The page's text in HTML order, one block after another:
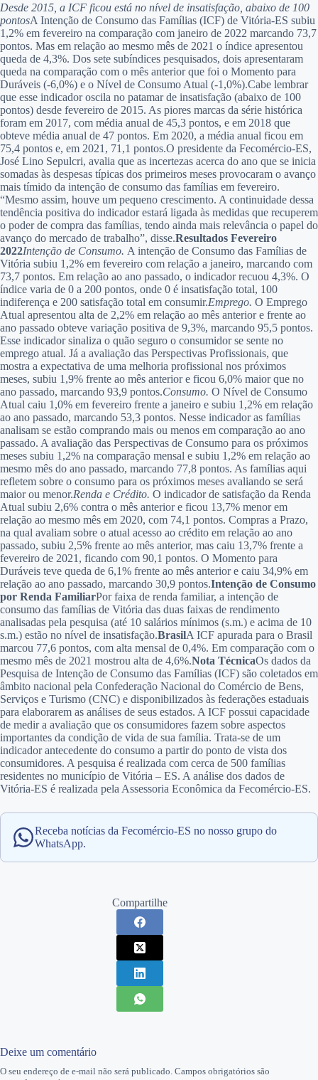
Desde 2015, a ICF ficou está no nível de insatisfação, abaixo de 100
pontosA Intenção de Consumo das Famílias (ICF) de Vitória-ES subiu
1,2% em fevereiro na comparação com janeiro de 2022 marcando 73,7
pontos. Mas em relação ao mesmo mês de 2021 o índice apresentou
queda de 4,3%. Dos sete subíndices pesquisados, dois apresentaram
queda na comparação com o mês anterior que foi o Momento para
Duráveis (-6,0%) e o Nível de Consumo Atual (-1,0%).Cabe lembrar
que esse indicador oscila no patamar de insatisfação (abaixo de 100
pontos) desde fevereiro de 2015. As piores marcas da série histórica
foram em 2017, com média anual de 45,3 pontos, e em 2018 que
obteve média anual de 47 pontos. Em 2020, a média anual ficou em
75,4 pontos e, em 2021, 71,1 pontos.O presidente da Fecomércio-ES,
José Lino Sepulcri, avalia que as incertezas acerca do ano que se inicia
somadas às despesas típicas dos primeiros meses provocaram o avanço
mais tímido da intenção de consumo das famílias em fevereiro.
“Mesmo assim, houve um pequeno crescimento. A continuidade dessa
tendência positiva do indicador estará ligada às medidas que recuperem
o poder de compra das famílias, tendo ainda mais relevância o papel do
avanço do mercado de trabalho”, disse.Resultados Fevereiro
2022Intenção de Consumo. A intenção de Consumo das Famílias de
Vitória subiu 1,2% em fevereiro com relação a janeiro, marcando com
73,7 pontos. Em relação ao ano passado, o indicador recuou 4,3%. O
índice varia de 0 a 200 pontos, onde 0 é insatisfação total, 100
indiferença e 200 satisfação total em consumir.Emprego. O Emprego
Atual apresentou alta de 2,2% em relação ao mês anterior e frente ao
ano passado obteve variação positiva de 9,3%, marcando 95,5 pontos.
Esse indicador sinaliza o quão seguro o consumidor se sente no
emprego atual. Já a avaliação das Perspectivas Profissionais, que
mostra a expectativa de uma melhoria profissional nos próximos
meses, subiu 1,9% frente ao mês anterior e ficou 6,0% maior que no
ano passado, marcando 93,9 pontos.Consumo. O Nível de Consumo
Atual caiu 1,0% em fevereiro frente a janeiro e subiu 1,2% em relação
ao ano passado, marcando 53,3 pontos. Nesse indicador as famílias
analisam se estão comprando mais ou menos em comparação ao ano
passado. A avaliação das Perspectivas de Consumo para os próximos
meses subiu 1,2% na comparação mensal e subiu 1,2% em relação ao
mesmo mês do ano passado, marcando 77,8 pontos. As famílias aqui
refletem sobre o consumo para os próximos meses avaliando se será
maior ou menor.Renda e Crédito. O indicador de satisfação da Renda
Atual subiu 2,6% contra o mês anterior e ficou 13,7% menor em
relação ao mesmo mês em 2020, com 74,1 pontos. Compras a Prazo,
na qual avaliam sobre o atual acesso ao crédito em relação ao ano
passado, subiu 2,5% frente ao mês anterior, mas caiu 13,7% frente a
fevereiro de 2021, ficando com 90,1 pontos. O Momento para
Duráveis teve queda de 6,1% frente ao mês anterior e caiu 34,9% em
relação ao ano passado, marcando 30,9 pontos.Intenção de Consumo
por Renda FamiliarPor faixa de renda familiar, a intenção de
consumo das famílias de Vitória das duas faixas de rendimento
analisadas pela pesquisa (até 10 salários mínimos (s.m.) e acima de 10
s.m.) estão no nível de insatisfação.BrasilA ICF apurada para o Brasil
marcou 77,6 pontos, com alta mensal de 0,4%. Em comparação com o
mesmo mês de 2021 mostrou alta de 4,6%.Nota TécnicaOs dados da
Pesquisa de Intenção de Consumo das Famílias (ICF) são coletados em
âmbito nacional pela Confederação Nacional do Comércio de Bens,
Serviços e Turismo (CNC) e disponibilizados às federações estaduais
para elaborarem as análises de seus estados. A ICF possui capacidade
de medir a avaliação que os consumidores fazem sobre aspectos
importantes da condição de vida de sua família. Trata-se de um
indicador antecedente do consumo a partir do ponto de vista dos
consumidores. A pesquisa é realizada com cerca de 500 famílias
residentes no município de Vitória – ES. A análise dos dados de
Vitória-ES é realizada pela Assessoria Econômica da Fecomércio-ES.
Receba notícias da Fecomércio-ES no nosso grupo do
WhatsApp.
Compartilhe
Deixe um comentário
O seu endereço de e-mail não será publicado. Campos obrigatórios são